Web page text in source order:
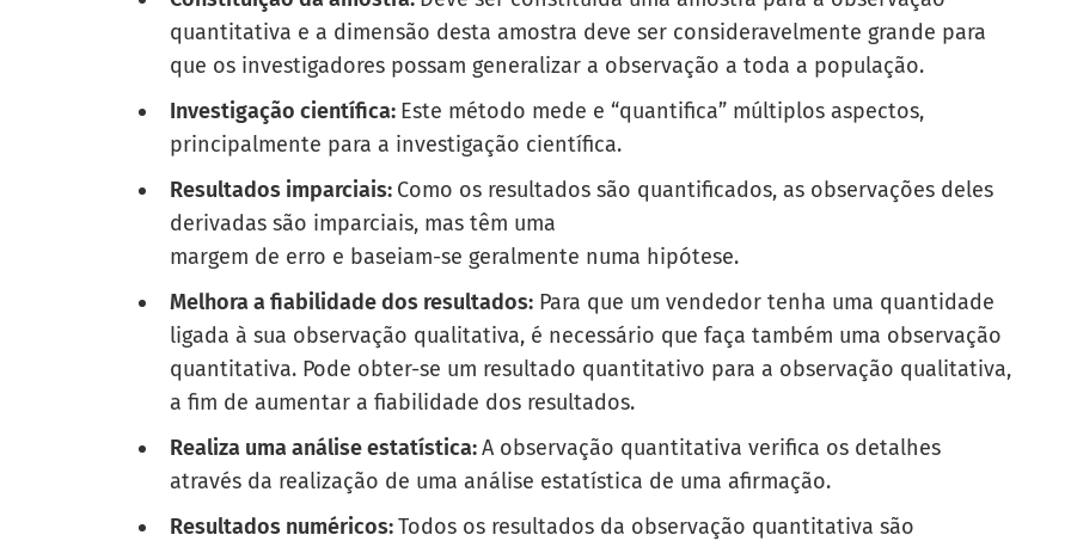
quantitativa e a dimensão desta amostra deve ser consideravelmente grande para
que os investigadores possam generalizar a observação a toda a população.
Investigação científica: Este método mede e “quantifica” múltiplos aspectos,
principalmente para a investigação científica.
Resultados imparciais: Como os resultados são quantificados, as observações deles
derivadas são imparciais, mas têm uma
margem de erro e baseiam-se geralmente numa hipótese.
Melhora a fiabilidade dos resultados: Para que um vendedor tenha uma quantidade
ligada à sua observação qualitativa, é necessário que faça também uma observação
quantitativa. Pode obter-se um resultado quantitativo para a observação qualitativa,
a fim de aumentar a fiabilidade dos resultados.
Realiza uma análise estatística:A observação quantitativa verifica os detalhes
através da realização de uma análise estatística de uma afirmação.
Resultados numéricos:Todos os resultados da observação quantitativa são